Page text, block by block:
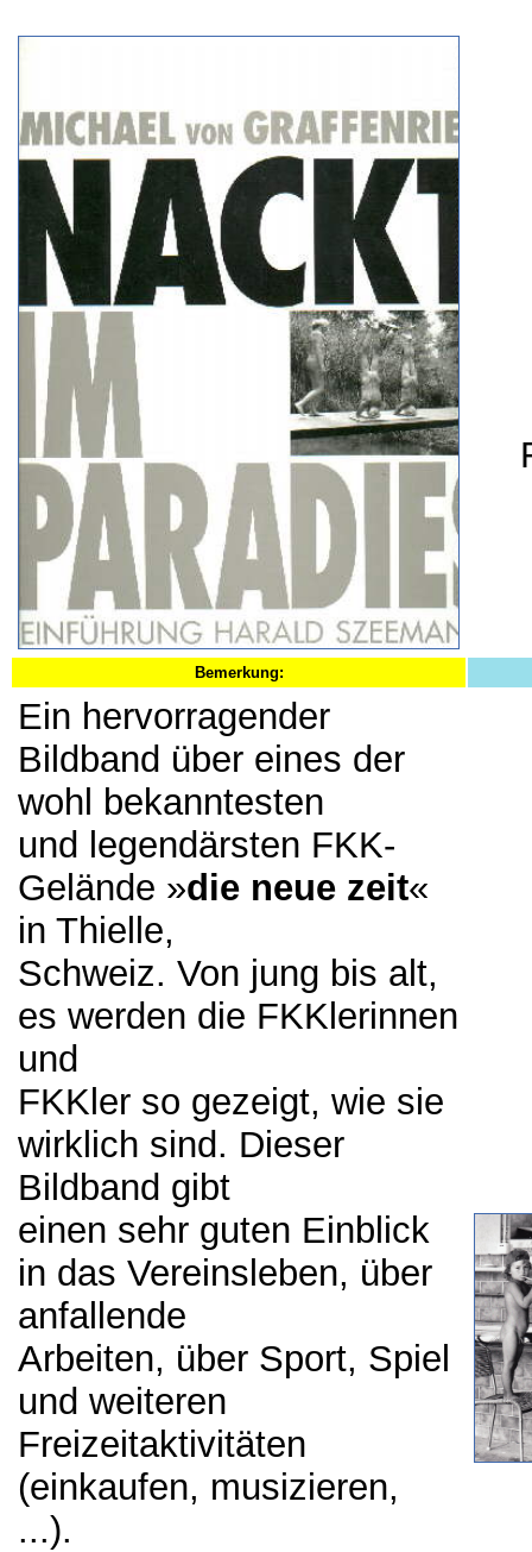
Bemerkung:
Ein hervorragender
Bildband über eines der
wohl bekanntesten
und legendärsten FKK-
Gelände »die neue zeit«
in Thielle,
Schweiz. Von jung bis alt,
es werden die FKKlerinnen
und
FKKler so gezeigt, wie sie
wirklich sind. Dieser
Bildband gibt
einen sehr guten Einblick
in das Vereinsleben, über
anfallende
Arbeiten, über Sport, Spiel
und weiteren
Freizeitaktivitäten
(einkaufen, musizieren,
...).